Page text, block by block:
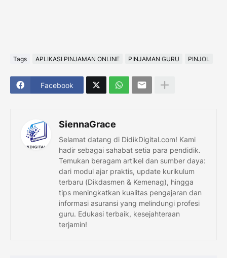
Tags APLIKASI PINJAMAN ONLINE PINJAMAN GURU PINJOL
Facebook
SiennaGrace
Selamat datang di DidikDigital.com! Kami
hadir sebagai sahabat setia para pendidik.
Temukan beragam artikel dan sumber daya:
dari modul ajar praktis, update kurikulum
terbaru (Dikdasmen & Kemenag), hingga
tips meningkatkan kualitas pengajaran dan
informasi asuransi yang melindungi profesi
guru. Edukasi terbaik, kesejahteraan
terjamin!